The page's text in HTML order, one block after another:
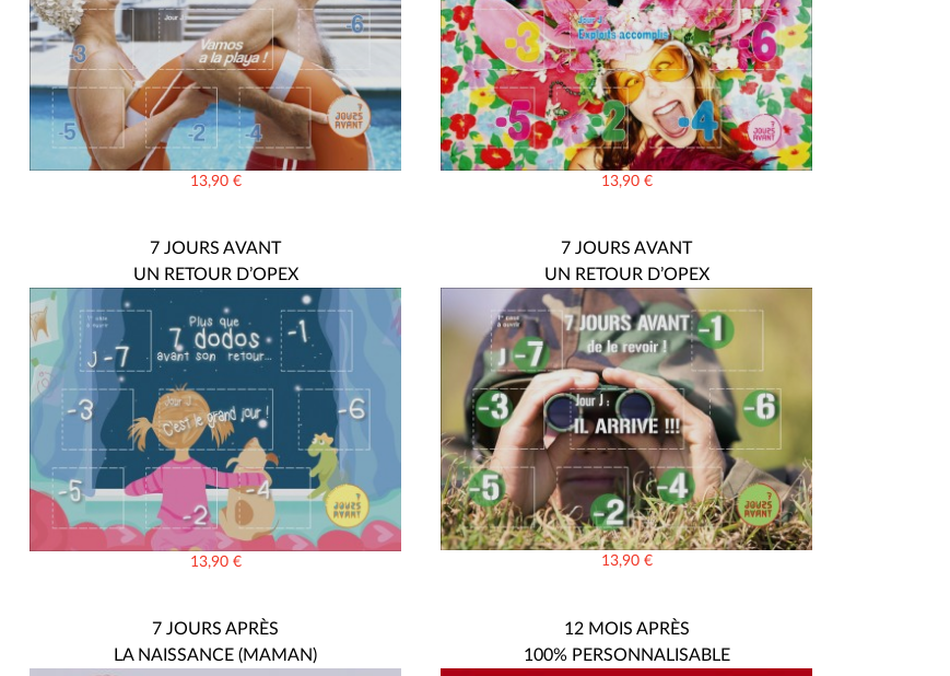
13,90 € 13,90 €
7 JOURS AVANT
UN RETOUR D’OPEX
13,90 €
7 JOURS AVANT
UN RETOUR D’OPEX
13,90 €
7 JOURS APRÈS
LA NAISSANCE (MAMAN)
12 MOIS APRÈS
100% PERSONNALISABLE